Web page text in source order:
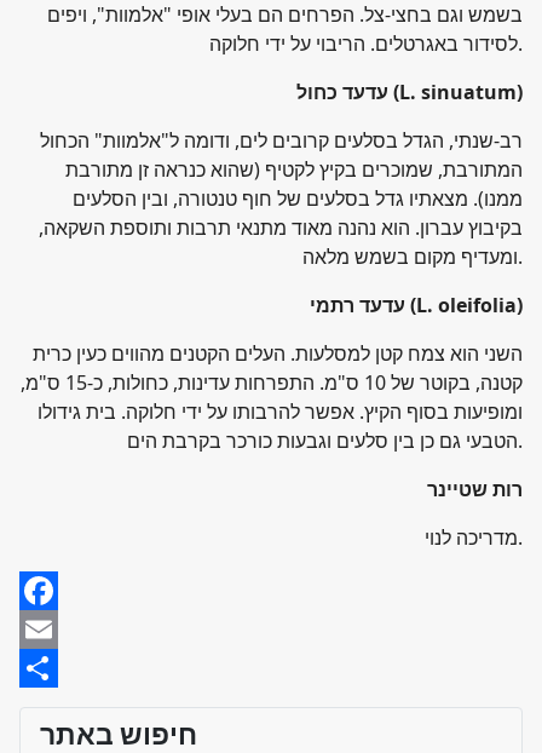
בשמש וגם בחצי-צל. הפרחים הם בעלי אופי "אלמוות", ויפים
לסידור באגרטלים. הריבוי על ידי חלוקה.
עדעד כחול (L. sinuatum)
רב-שנתי, הגדל בסלעים קרובים לים, ודומה ל"אלמוות" הכחול
המתורבת, שמוכרים בקיץ לקטיף (שהוא כנראה זן מתורבת
ממנו). מצאתיו גדל בסלעים של חוף טנטורה, ובין הסלעים
בקיבוץ עברון. הוא נהנה מאוד מתנאי תרבות ותוספת השקאה,
ומעדיף מקום בשמש מלאה.
עדעד רתמי (L. oleifolia)
השני הוא צמח קטן למסלעות. העלים הקטנים מהווים כעין כרית
קטנה, בקוטר של 10 ס"מ. התפרחות עדינות, כחולות, כ-15 ס"מ,
ומופיעות בסוף הקיץ. אפשר להרבותו על ידי חלוקה. בית גידולו
הטבעי גם כן בין סלעים וגבעות כורכר בקרבת הים.
רות שטיינר
מדריכה לנוי.
Facebook
Email
Share
חיפוש באתר